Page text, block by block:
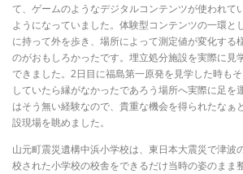
て、ゲームのようなデジタルコンテンツが使われて
ようになっていました。体験型コンテンツの一環と
に持って外を歩き、場所によって測定値が変化する
のがおもしろかったです。埋立処分施設を実際に見
できました。2日目に福島第一原発を見学した時も
していたら縁がなかったであろう場所へ実際に足を
はそう無い経験なので、貴重な機会を得られたなぁ
設現場を眺めました。
山元町震災遺構中浜小学校は、東日本大震災で津波
校された小学校の校舎をできるだけ当時の姿のまま